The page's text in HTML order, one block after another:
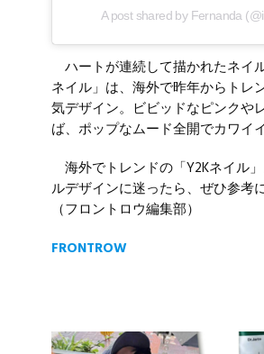
A post shared by Fernanda
ハートが連続して描かれたネイ
ネイル」は、海外で昨年からトレ
気デザイン。ビビッドなピンクや
ば、ポップなムード全開でカワイイ
海外でトレンドの「Y2Kネイル
ルデザインに迷ったら、ぜひ参考
（フロントロウ編集部）
FRONTROW